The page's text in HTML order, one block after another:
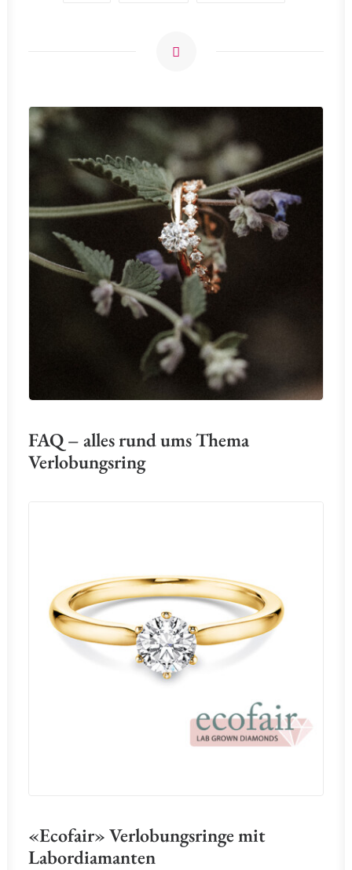
FAQ – alles rund ums Thema
Verlobungsring
«Ecofair» Verlobungsringe mit
Labordiamanten